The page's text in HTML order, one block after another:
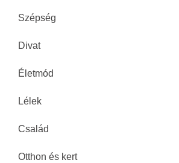
Szépség
Divat
Életmód
Lélek
Család
Otthon és kert